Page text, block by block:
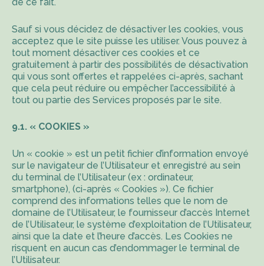
Sauf si vous décidez de désactiver les cookies, vous
acceptez que le site puisse les utiliser. Vous pouvez à
tout moment désactiver ces cookies et ce
gratuitement à partir des possibilités de désactivation
qui vous sont offertes et rappelées ci-après, sachant
que cela peut réduire ou empêcher l’accessibilité à
tout ou partie des Services proposés par le site.
9.1. « COOKIES »
Un « cookie » est un petit fichier d’information envoyé
sur le navigateur de l’Utilisateur et enregistré au sein
du terminal de l’Utilisateur (ex : ordinateur,
smartphone), (ci-après « Cookies »). Ce fichier
comprend des informations telles que le nom de
domaine de l’Utilisateur, le fournisseur d’accès Internet
de l’Utilisateur, le système d’exploitation de l’Utilisateur,
ainsi que la date et l’heure d’accès. Les Cookies ne
risquent en aucun cas d’endommager le terminal de
l’Utilisateur.